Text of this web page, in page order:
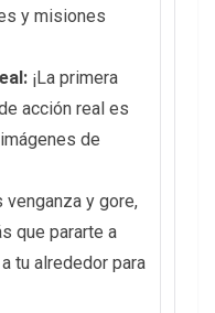
y misiones
¡La primera
acción real es
de
venganza y gore,
que pararte a
tu alrededor para